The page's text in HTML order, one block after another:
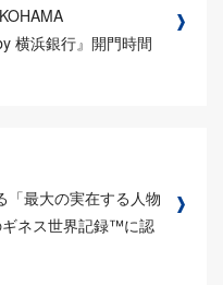
横浜銀行』開門時間
「最大の実在する人物
ネス世界記録™に認